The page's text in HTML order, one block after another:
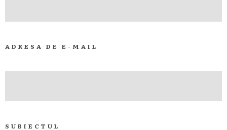
ADRESA DE E-MAIL
SUBIECTUL